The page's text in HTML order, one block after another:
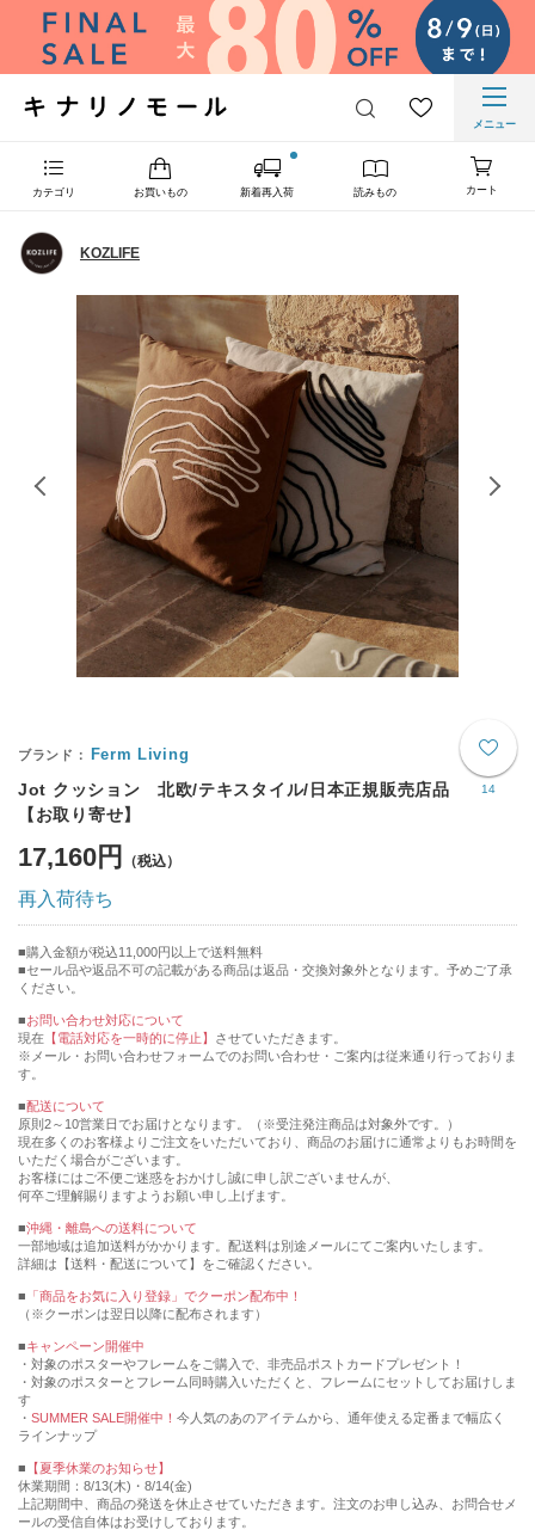
メニュー
カテゴリ お買いもの 新着再入荷 読みもの カート
KOZLIFE
14
Ferm Living
Jot クッション 北欧/テキスタイル/日本正規販売店品
【お取り寄せ】
17,160円
再入荷待ち
購入金額が税込11,000円以上で送料無料
セール品や返品不可の記載がある商品は返品・交換対象外となります。予めご了承
ください。
■お問い合わせ対応について
現在 【電話対応を一時的に停止】 させていただきます。
※メール・お問い合わせフォームでのお問い合わせ・ご案内は従来通り行っておりま
す。
■配送について
原則2～10営業日でお届けとなります。（※受注発注商品は対象外です。）
現在多くのお客様よりご注文をいただいており、商品のお届けに通常よりもお時間を
いただく場合がございます。
お客様にはご不便ご迷惑をおかけし誠に申し訳ございませんが、
何卒ご理解賜りますようお願い申し上げます。
■沖縄・離島への送料について
一部地域は追加送料がかかります。配送料は別途メールにてご案内いたします。
詳細は【送料・配送について】をご確認ください。
■ 「商品をお気に入り登録」でクーポン配布中！
（※クーポンは翌日以降に配布されます）
■キャンペーン開催中
・対象のポスターやフレームをご購入で、非売品ポストカードプレゼント！
・対象のポスターとフレーム同時購入いただくと、フレームにセットしてお届けしま
す
・ SUMMER SALE開催中！ 今人気のあのアイテムから、通年使える定番まで幅広く
ラインナップ
■ 【夏季休業のお知らせ】
休業期間：8/13(木)・8/14(金)
上記期間中、商品の発送を休止させていただきます。注文のお申し込み、お問合せメ
ールの受信自体はお受けしております。